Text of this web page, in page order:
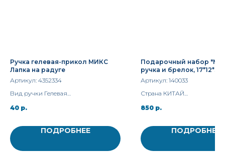
Ручка гелевая-прикол МИКС
Лапка на радуге
Артикул: 4352334
Вид ручки Гелевая
40 р.
ПОДРОБНЕЕ
Подарочный набор
ручка и брелок,
Артикул: 140033
Страна КИТАЙ
850 р.
ПОДРОБНЕЕ